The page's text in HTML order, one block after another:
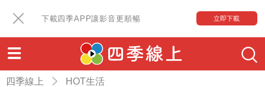
下載四季APP讓影音更順暢 立即下載
四季線上 HOT生活